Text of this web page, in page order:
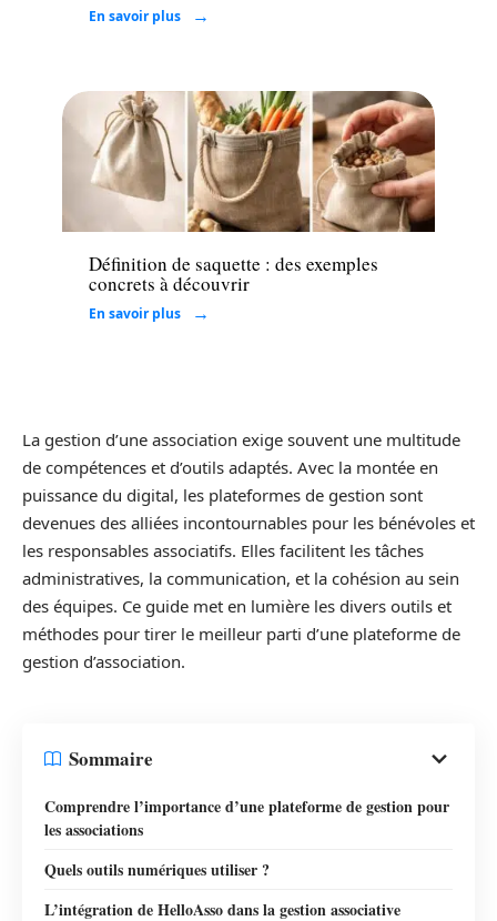
En savoir plus
Définition de saquette : des exemples
concrets à découvrir
En savoir plus
La gestion d’une association exige souvent une multitude
de compétences et d’outils adaptés. Avec la montée en
puissance du digital, les plateformes de gestion sont
devenues des alliées incontournables pour les bénévoles et
les responsables associatifs. Elles facilitent les tâches
administratives, la communication, et la cohésion au sein
des équipes. Ce guide met en lumière les divers outils et
méthodes pour tirer le meilleur parti d’une plateforme de
gestion d’association.
Sommaire
Comprendre l’importance d’une plateforme de gestion pour
les associations
Quels outils numériques utiliser ?
L’intégration de HelloAsso dans la gestion associative